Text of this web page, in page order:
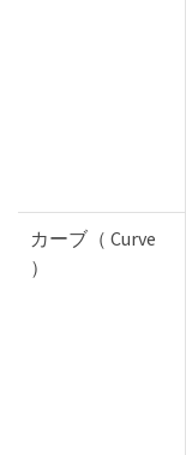
カーブ（ Curve
）